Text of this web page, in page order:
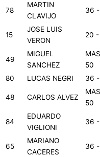
78
MARTIN
CLAVIJO
36
15
JOSE LUIS
VERON
20
49
MIGUEL
SANCHEZ
50
80 LUCAS NEGRI 36
48 CARLOS ALVEZ
50
84
EDUARDO
VIGLIONI
36
65
MARIANO
CACERES
36